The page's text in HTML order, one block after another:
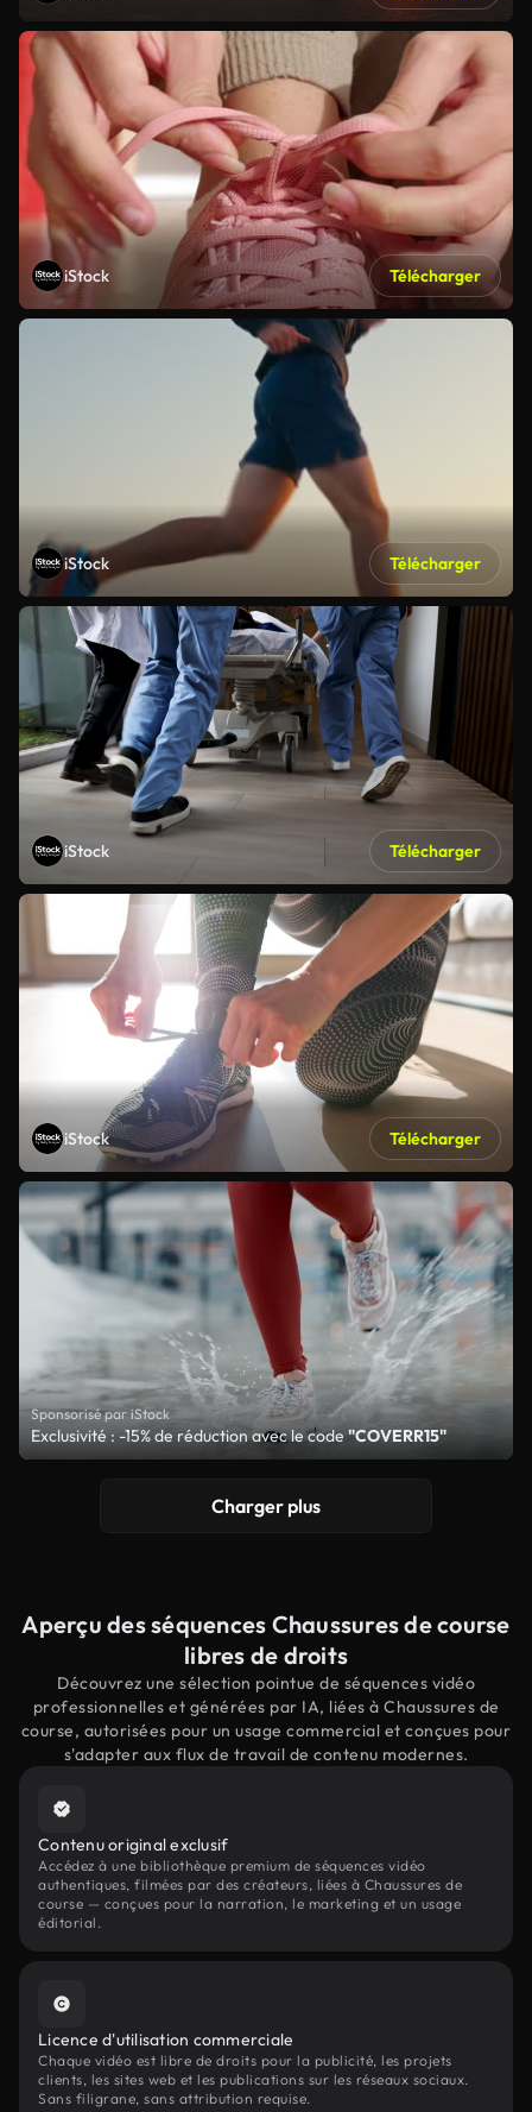
iStock Télécharger
iStock Télécharger
iStock Télécharger
iStock Télécharger
Sponsorisé par iStock
Exclusivité : -15% de réduction avec le code"COVERR15"
Charger plus
Aperçu des séquences Chaussures de course
libres de droits
Découvrez une sélection pointue de séquences vidéo
professionnelles et générées par IA, liées à Chaussures de
course, autorisées pour un usage commercial et conçues pour
s'adapter aux flux de travail de contenu modernes.
Contenu original exclusif
Accédez à une bibliothèque premium de séquences vidéo
authentiques, filmées par des créateurs, liées à Chaussures de
course — conçues pour la narration, le marketing et un usage
éditorial.
Licence d'utilisation commerciale
Chaque vidéo est libre de droits pour la publicité, les projets
clients, les sites web et les publications sur les réseaux sociaux.
Sans filigrane, sans attribution requise.